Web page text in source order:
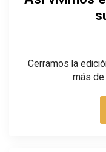
Cerramos la
más de